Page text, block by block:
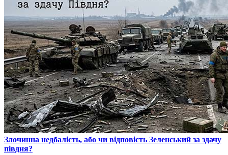
​Злочинна недбалість, або чи відповість Зеленський за здачу
півдня?